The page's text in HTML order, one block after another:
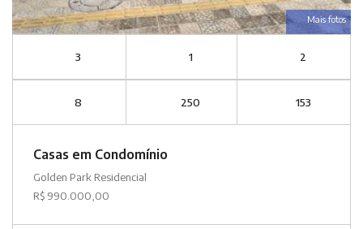
Mais fotos
3 1 2
8 250 153
Casas em Condomínio
Golden Park Residencial
R$ 990.000,00